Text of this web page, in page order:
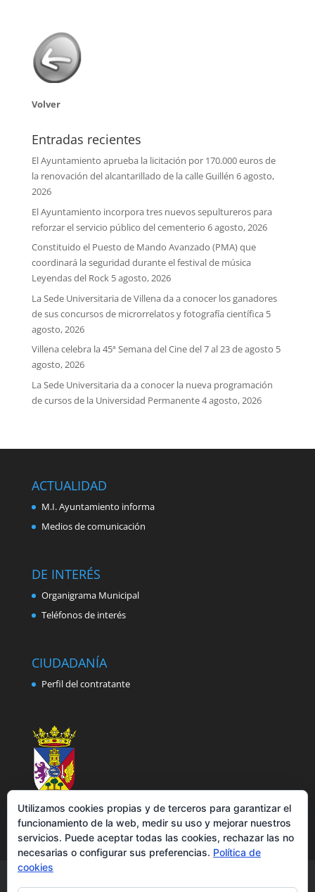
Volver
Entradas recientes
El Ayuntamiento aprueba la licitación por 170.000 euros de
la renovación del alcantarillado de la calle Guillén 6 agosto,
2026
El Ayuntamiento incorpora tres nuevos sepultureros para
reforzar el servicio público del cementerio 6 agosto, 2026
Constituido el Puesto de Mando Avanzado (PMA) que
coordinará la seguridad durante el festival de música
Leyendas del Rock 5 agosto, 2026
La Sede Universitaria de Villena da a conocer los ganadores
de sus concursos de microrrelatos y fotografía científica 5
agosto, 2026
Villena celebra la 45ª Semana del Cine del 7 al 23 de agosto 5
agosto, 2026
La Sede Universitaria da a conocer la nueva programación
de cursos de la Universidad Permanente4 agosto, 2026
ACTUALIDAD
M.I. Ayuntamiento informa
Medios de comunicación
DE INTERÉS
Organigrama Municipal
Teléfonos de interés
CIUDADANÍA
Perfil del contratante
Utilizamos cookies propias y de terceros para garantizar el
funcionamiento de la web, medir su uso y mejorar nuestros
servicios. Puede aceptar todas las cookies, rechazar las no
necesarias o configurar sus preferencias. Política de
cookies